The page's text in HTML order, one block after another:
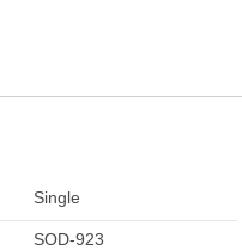
Single
SOD-923